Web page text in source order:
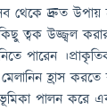
থেকে দ্রুত
ত্বক উজ্জ্বল
পারেন
হ্রাস করতে
ভূমিকা পালন